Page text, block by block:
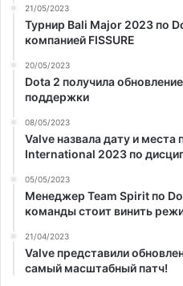
21/05/2023
Турнир Bali Major 2023 по
компанией FISSURE
20/05/2023
Dota 2 получила
поддержки
08/05/2023
Valve назвала дату и
International 2023 по
05/05/2023
Менеджер Team Spirit по
команды стоит винить
21/04/2023
Valve представили
самый масштабный патч!